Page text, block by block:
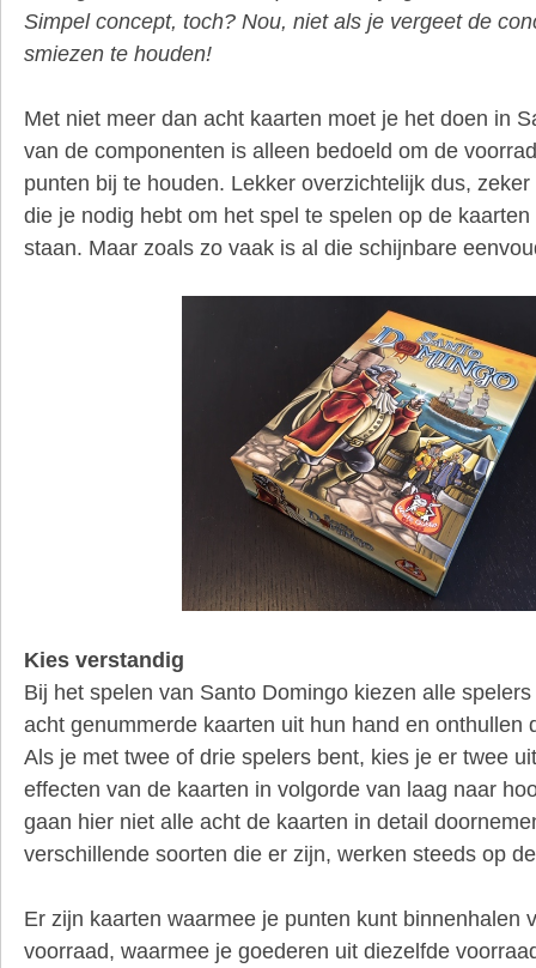
Simpel concept, toch? Nou, niet als je vergeet de
smiezen te houden!
Met niet meer dan acht kaarten moet je het doen in
van de componenten is alleen bedoeld om de
punten bij te houden. Lekker overzichtelijk dus,
die je nodig hebt om het spel te spelen op de
staan. Maar zoals zo vaak is al die schijnbare
Kies verstandig
Bij het spelen van Santo Domingo kiezen alle
acht genummerde kaarten uit hun hand en onthullen
Als je met twee of drie spelers bent, kies je er twee
effecten van de kaarten in volgorde van laag naar
gaan hier niet alle acht de kaarten in detail
verschillende soorten die er zijn, werken steeds op
Er zijn kaarten waarmee je punten kunt binnenhalen
voorraad, waarmee je goederen uit diezelfde